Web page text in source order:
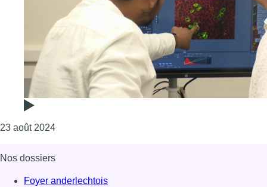
23 août 2024Consulter l'article "Que se passe-t-il pendant la
Nos dossiers
Foyer anderlechtois